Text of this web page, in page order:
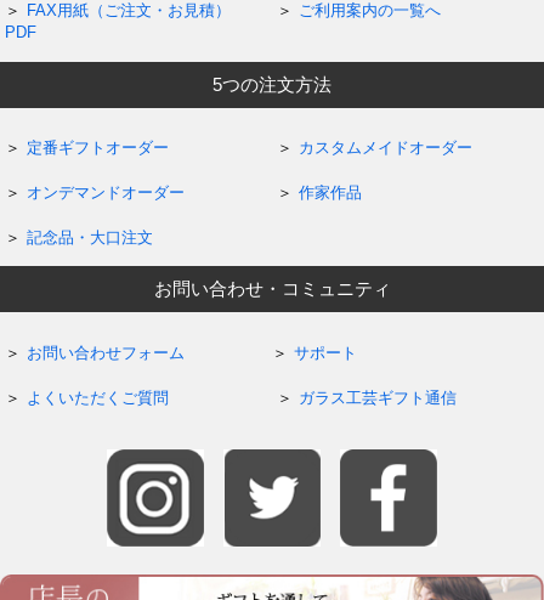
FAX用紙（ご注文・お見積）
PDF
ご利用案内の一覧へ
5つの注文方法
定番ギフトオーダー カスタムメイドオーダー
オンデマンドオーダー 作家作品
記念品・大口注文
お問い合わせ・コミュニティ
お問い合わせフォーム サポート
よくいただくご質問 ガラス工芸ギフト通信